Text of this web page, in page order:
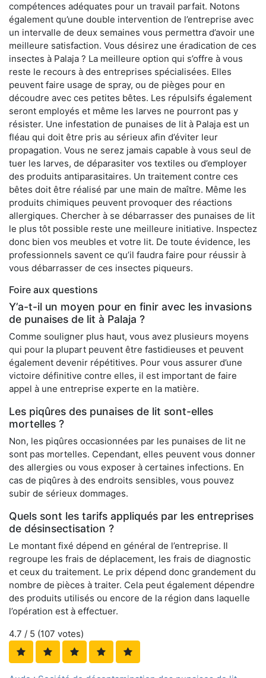
compétences adéquates pour un travail parfait. Notons
également qu’une double intervention de l’entreprise avec
un intervalle de deux semaines vous permettra d’avoir une
meilleure satisfaction. Vous désirez une éradication de ces
insectes à Palaja ? La meilleure option qui s’offre à vous
reste le recours à des entreprises spécialisées. Elles
peuvent faire usage de spray, ou de pièges pour en
découdre avec ces petites bêtes. Les répulsifs également
seront employés et même les larves ne pourront pas y
résister. Une infestation de punaises de lit à Palaja est un
fléau qui doit être pris au sérieux afin d’éviter leur
propagation. Vous ne serez jamais capable à vous seul de
tuer les larves, de déparasiter vos textiles ou d’employer
des produits antiparasitaires. Un traitement contre ces
bêtes doit être réalisé par une main de maître. Même les
produits chimiques peuvent provoquer des réactions
allergiques. Chercher à se débarrasser des punaises de lit
le plus tôt possible reste une meilleure initiative. Inspectez
donc bien vos meubles et votre lit. De toute évidence, les
professionnels savent ce qu’il faudra faire pour réussir à
vous débarrasser de ces insectes piqueurs.
Foire aux questions
Y’a-t-il un moyen pour en finir avec les invasions
de punaises de lit à Palaja ?
Comme souligner plus haut, vous avez plusieurs moyens
qui pour la plupart peuvent être fastidieuses et peuvent
également devenir répétitives. Pour vous assurer d’une
victoire définitive contre elles, il est important de faire
appel à une entreprise experte en la matière.
Les piqûres des punaises de lit sont-elles
mortelles ?
Non, les piqûres occasionnées par les punaises de lit ne
sont pas mortelles. Cependant, elles peuvent vous donner
des allergies ou vous exposer à certaines infections. En
cas de piqûres à des endroits sensibles, vous pouvez
subir de sérieux dommages.
Quels sont les tarifs appliqués par les entreprises
de désinsectisation ?
Le montant fixé dépend en général de l’entreprise. Il
regroupe les frais de déplacement, les frais de diagnostic
et ceux du traitement. Le prix dépend donc grandement du
nombre de pièces à traiter. Cela peut également dépendre
des produits utilisés ou encore de la région dans laquelle
l’opération est à effectuer.
4.7 / 5 (107 votes)